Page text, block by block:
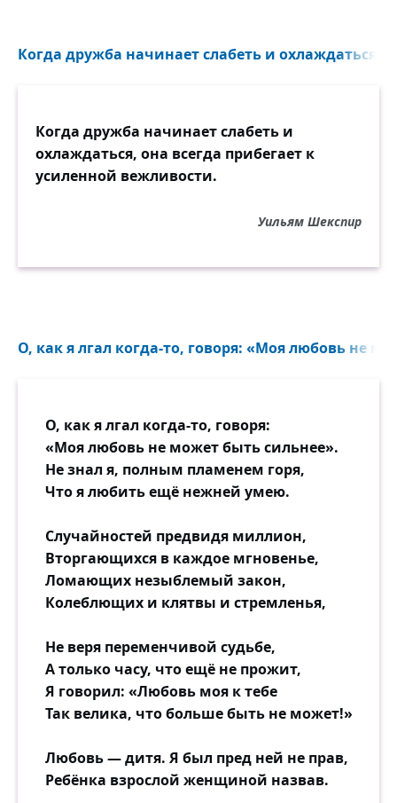
Когда дружба начинает слабеть и охлаждаться,
Когда дружба начинает слабеть и
охлаждаться, она всегда прибегает к
усиленной вежливости.
Уильям Шекспир
О, как я лгал когда-то, говоря: «Моя любовь не
О, как я лгал когда-то, говоря:
«Моя любовь не может быть сильнее».
Не знал я, полным пламенем горя,
Что я любить ещё нежней умею.
Случайностей предвидя миллион,
Вторгающихся в каждое мгновенье,
Ломающих незыблемый закон,
Колеблющих и клятвы и стремленья,
Не веря переменчивой судьбе,
А только часу, что ещё не прожит,
Я говорил: «Любовь моя к тебе
Так велика, что больше быть не может!»
Любовь — дитя. Я был пред ней не прав,
Ребёнка взрослой женщиной назвав.